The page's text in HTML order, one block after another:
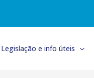
Legislação e info úteis